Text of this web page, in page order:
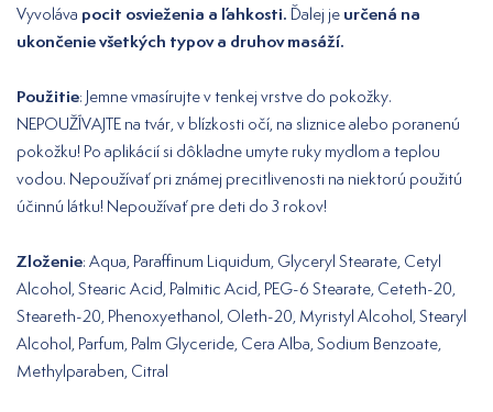
Vyvoláva pocit osvieženia a ľahkosti. Ďalej je určená na
ukončenie všetkých typov a druhov masáží.
Použitie: Jemne vmasírujte v tenkej vrstve do pokožky.
NEPOUŽÍVAJTE na tvár, v blízkosti očí, na sliznice alebo poranenú
pokožku! Po aplikácií si dôkladne umyte ruky mydlom a teplou
vodou. Nepoužívať pri známej precitlivenosti na niektorú použitú
účinnú látku! Nepoužívať pre deti do 3 rokov!
Zloženie: Aqua, Parafﬁnum Liquidum, Glyceryl Stearate, Cetyl
Alcohol, Stearic Acid, Palmitic Acid, PEG-6 Stearate, Ceteth-20,
Steareth-20, Phenoxyethanol, Oleth-20, Myristyl Alcohol, Stearyl
Alcohol, Parfum, Palm Glyceride, Cera Alba, Sodium Benzoate,
Methylparaben, Citral